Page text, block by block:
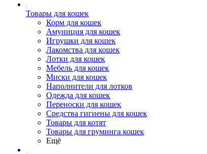
Товары для кошек
Корм для кошек
Амуниция для кошек
Игрушки для кошек
Лакомства для кошек
Лотки для кошек
Мебель для кошек
Миски для кошек
Наполнители для лотков
Одежда для кошек
Переноски для кошек
Средства гигиены для кошек
Товары для котят
Товары для груминга кошек
Ещё